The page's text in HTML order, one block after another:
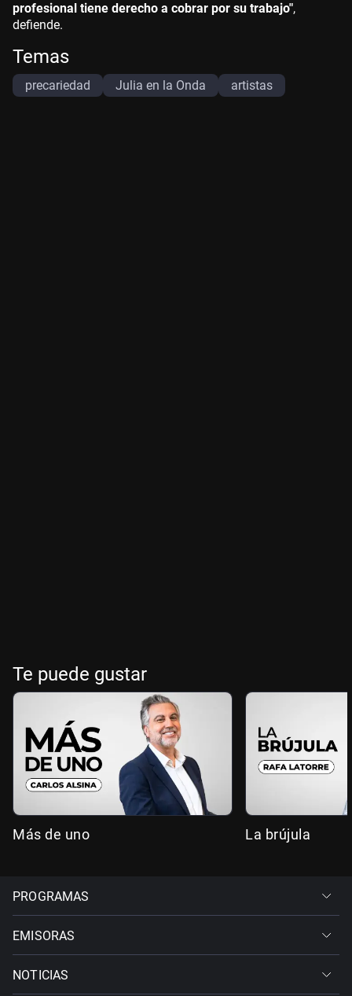
profesional tiene derecho a cobrar por su trabajo",
defiende.
Temas
precariedad Julia en la Onda artistas
Te puede gustar
Más de uno La brújula
PROGRAMAS
EMISORAS
NOTICIAS